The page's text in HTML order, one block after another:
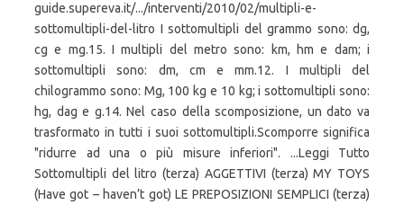
guide.supereva.it/.../interventi/2010/02/multipli-e-
sottomultipli-del-litro I sottomultipli del grammo sono: dg,
cg e mg.15. I multipli del metro sono: km, hm e dam; i
sottomultipli sono: dm, cm e mm.12. I multipli del
chilogrammo sono: Mg, 100 kg e 10 kg; i sottomultipli sono:
hg, dag e g.14. Nel caso della scomposizione, un dato va
trasformato in tutti i suoi sottomultipli.Scomporre significa
"ridurre ad una o più misure inferiori". ...Leggi Tutto
Sottomultipli del litro (terza) AGGETTIVI (terza) MY TOYS
(Have got – haven’t got) LE PREPOSIZIONI SEMPLICI (terza)